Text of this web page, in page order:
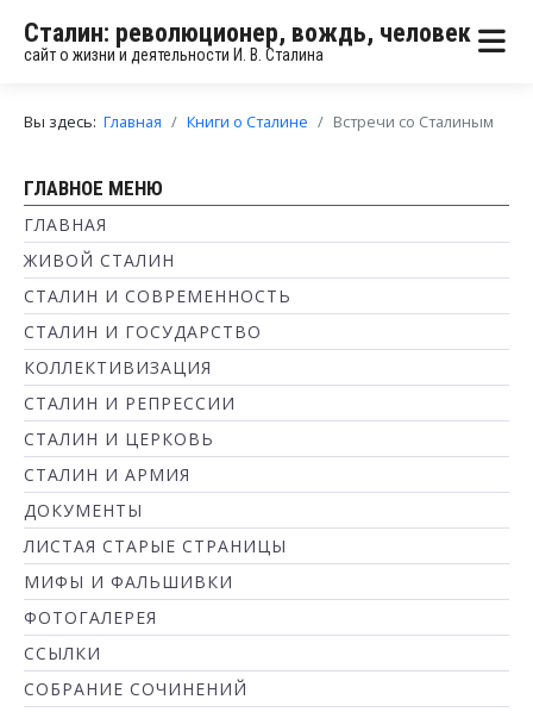
Сталин: революционер, вождь, человек
сайт о жизни и деятельности И. В. Сталина
Вы здесь: Главная Книги о Сталине Встречи со Сталиным
ГЛАВНОЕ МЕНЮ
ГЛАВНАЯ
ЖИВОЙ СТАЛИН
СТАЛИН И СОВРЕМЕННОСТЬ
СТАЛИН И ГОСУДАРСТВО
КОЛЛЕКТИВИЗАЦИЯ
СТАЛИН И РЕПРЕССИИ
СТАЛИН И ЦЕРКОВЬ
СТАЛИН И АРМИЯ
ДОКУМЕНТЫ
ЛИСТАЯ СТАРЫЕ СТРАНИЦЫ
МИФЫ И ФАЛЬШИВКИ
ФОТОГАЛЕРЕЯ
ССЫЛКИ
СОБРАНИЕ СОЧИНЕНИЙ